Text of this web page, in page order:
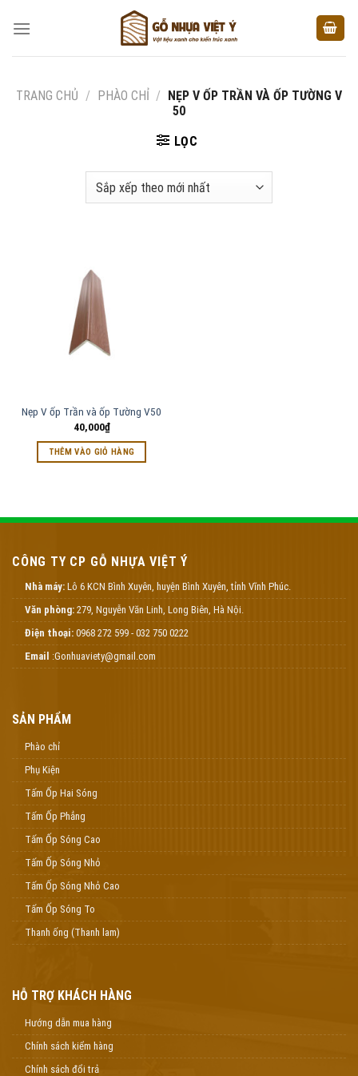
TRANG CHỦ / PHÀO CHỈ / NẸP V ỐP TRẦN VÀ ỐP TƯỜNG V
50
LỌC
Nẹp V ốp Trần và ốp Tường V50
40,000₫
THÊM VÀO GIỎ HÀNG
CÔNG TY CP GỖ NHỰA VIỆT Ý
Nhà máy: Lô 6 KCN Bình Xuyên, huyện Bình Xuyên, tỉnh Vĩnh Phúc.
Văn phòng: 279, Nguyễn Văn Linh, Long Biên, Hà Nội.
Điện thoại: 0968 272 599 - 032 750 0222
Email :Gonhuaviety@gmail.com
SẢN PHẨM
Phào chỉ
Phụ Kiện
Tấm Ốp Hai Sóng
Tấm Ốp Phẳng
Tấm Ốp Sóng Cao
Tấm Ốp Sóng Nhỏ
Tấm Ốp Sóng Nhỏ Cao
Tấm Ốp Sóng To
Thanh ống (Thanh lam)
HỖ TRỢ KHÁCH HÀNG
Hướng dẫn mua hàng
Chính sách kiểm hàng
Chính sách đổi trả